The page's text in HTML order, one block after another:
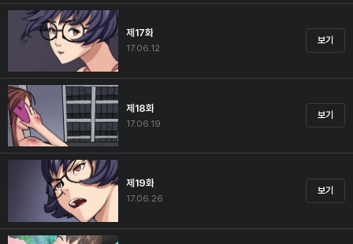
제17화
17.06.12
보기
제18화
17.06.19
보기
제19화
17.06.26
보기